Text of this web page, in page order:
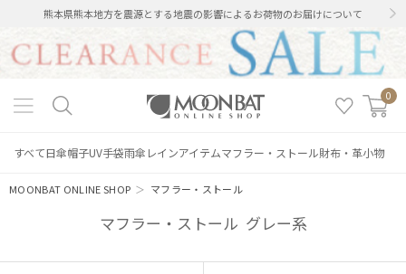
熊本県熊本地方を震源とする地震の影響によるお荷物のお届けについて
0
すべて日傘帽子UV手袋雨傘 レインアイテムマフラー・ストール財布・革小物
MOONBAT ONLINE SHOP ＞ マフラー・ストール
マフラー・ストール グレー系